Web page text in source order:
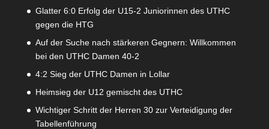
Glatter 6:0 Erfolg der U15-2 Juniorinnen des UTHC
gegen die HTG
Auf der Suche nach stärkeren Gegnern: Willkommen
bei den UTHC Damen 40-2
4:2 Sieg der UTHC Damen in Lollar
Heimsieg der U12 gemischt des UTHC
Wichtiger Schritt der Herren 30 zur Verteidigung der
Tabellenführung